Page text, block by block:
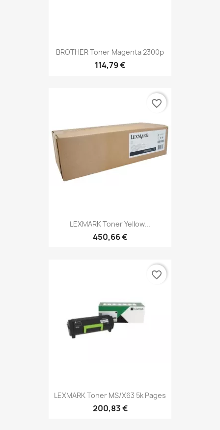
BROTHER Toner Magenta 2300p
114,79 €
LEXMARK Toner Yellow...
450,66 €
favorite_border
LEXMARK Toner MS/X63 5k Pages
200,83 €
favorite_border